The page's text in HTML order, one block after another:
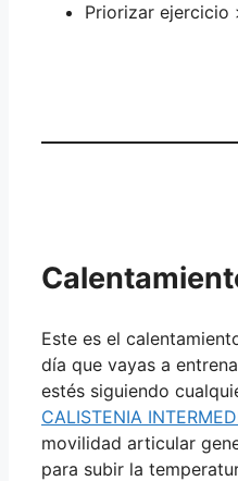
Priorizar ejercicio
Este es el
día que vayas a
estés siguiendo
CALISTENIA
movilidad articular
para subir la